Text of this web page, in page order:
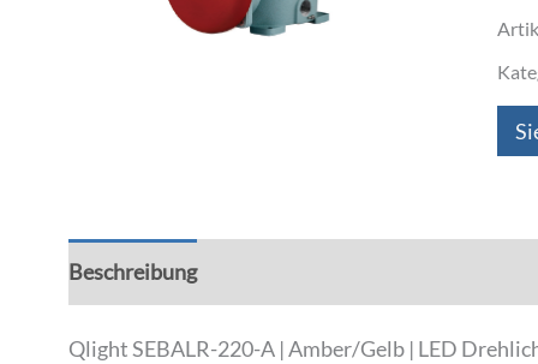
Beschreibung
Qlight SEBALR-220-A | Amber/Gelb | LED